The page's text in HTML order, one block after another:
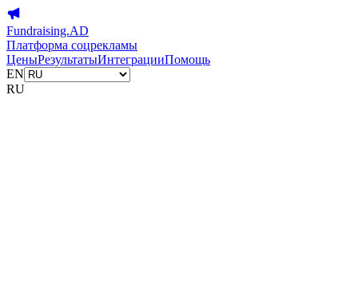
Fundraising.AD
Платформа соцрекламы
ЦеныРезультатыИнтеграцииПомощь
EN
RU